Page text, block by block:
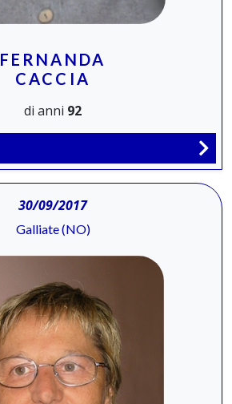
FERNANDA
CACCIA
di anni 92
30/09/2017
Galliate (NO)